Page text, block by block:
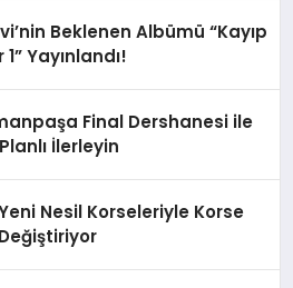
Beklenen Albümü “Kayıp
Yayınlandı!
Final Dershanesi ile
İlerleyin
Nesil Korseleriyle Korse
Değiştiriyor